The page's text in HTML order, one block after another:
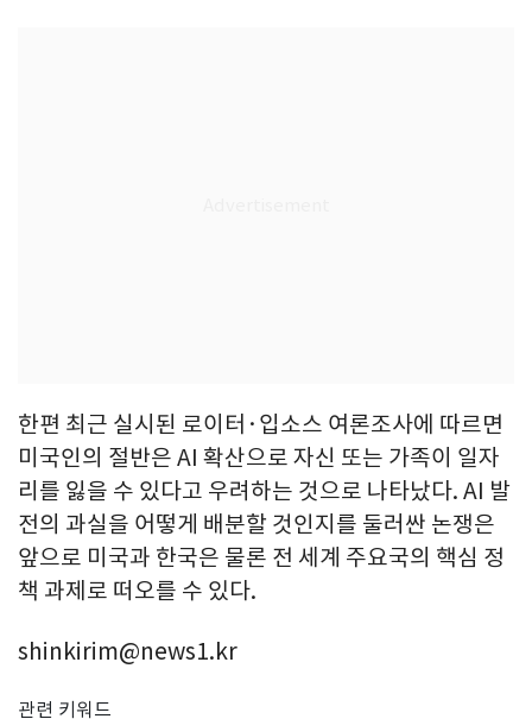
한편 최근 실시된 로이터·입소스 여론조사에 따르면
미국인의 절반은 AI 확산으로 자신 또는 가족이 일자
리를 잃을 수 있다고 우려하는 것으로 나타났다. AI 발
전의 과실을 어떻게 배분할 것인지를 둘러싼 논쟁은
앞으로 미국과 한국은 물론 전 세계 주요국의 핵심 정
책 과제로 떠오를 수 있다.
shinkirim@news1.kr
관련 키워드